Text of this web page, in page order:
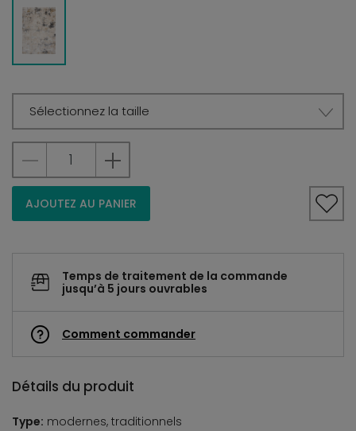
Sélectionnez la taille
AJOUTEZ AU PANIER
Temps de traitement de la commande
jusqu’à 5 jours ouvrables
Comment commander
Détails du produit
Type: modernes, traditionnels